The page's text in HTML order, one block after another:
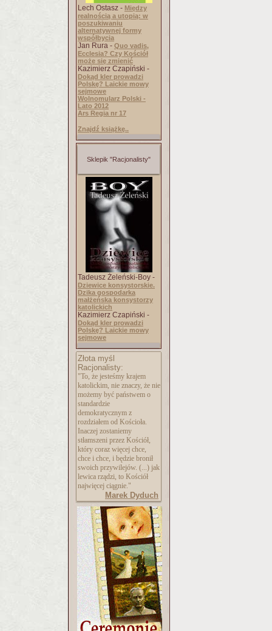
Lech Ostasz - Między
realnością a utopią: w
poszukiwaniu
alternatywnej formy
współbycia
Jan Rura - Quo vadis,
Ecclesia? Czy Kościół
może się zmienić
Kazimierz Czapiński -
Dokąd kler prowadzi
Polskę? Laickie mowy
sejmowe
Wolnomularz Polski -
Lato 2012
Ars Regia nr 17
Znajdź książkę..
Sklepik "Racjonalisty"
Tadeusz Żeleński-Boy -
Dziewice konsystorskie.
Dzika gospodarka
małżeńska konsystorzy
katolickich
Kazimierz Czapiński -
Dokąd kler prowadzi
Polskę? Laickie mowy
sejmowe
Złota myśl
Racjonalisty:
"To, że jesteśmy krajem
katolickim, nie znaczy, że nie
możemy być państwem o
standardzie
demokratycznym z
rozdziałem od Kościoła.
Inaczej zostaniemy
stłamszeni przez Kościół,
który coraz więcej chce,
chce i chce, i będzie bronił
swoich przywilejów. (...) jak
lewica rządzi, to Kościół
najwięcej ciągnie."
Marek Dyduch